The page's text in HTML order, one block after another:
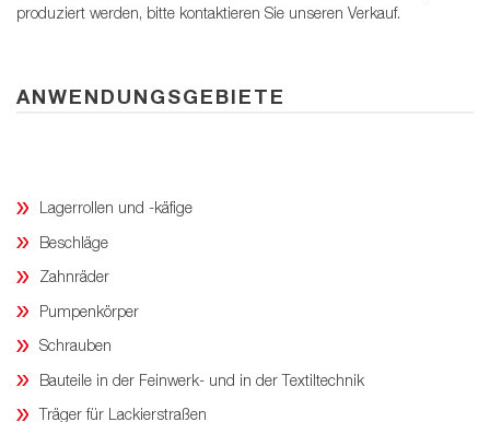
produziert werden, bitte kontaktieren Sie unseren Verkauf.
ANWENDUNGSGEBIETE
Lagerrollen und -käfige
Beschläge
Zahnräder
Pumpenkörper
Schrauben
Bauteile in der Feinwerk- und in der Textiltechnik
Träger für Lackierstraßen